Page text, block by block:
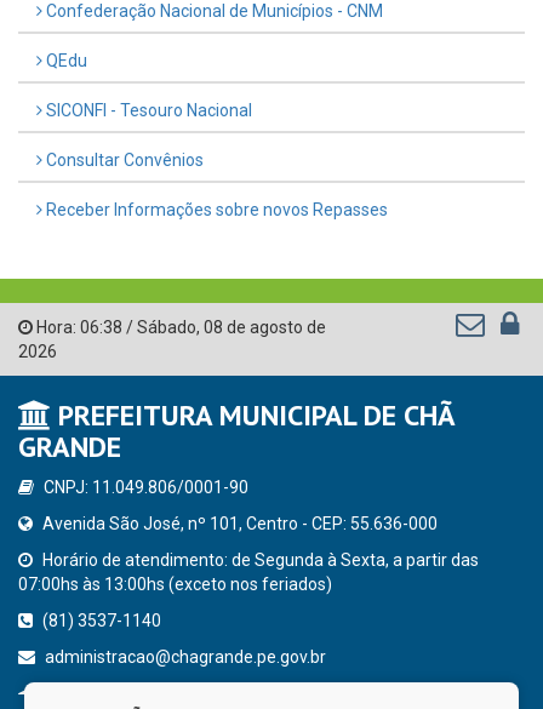
Confederação Nacional de Municípios - CNM
QEdu
SICONFI - Tesouro Nacional
Consultar Convênios
Receber Informações sobre novos Repasses
Hora: 06:38 /Sábado, 08 de agosto de
2026
PREFEITURA MUNICIPAL DE CHÃ
GRANDE
CNPJ: 11.049.806/0001-90
Avenida São José, nº 101, Centro - CEP: 55.636-000
Horário de atendimento: de Segunda à Sexta, a partir das
07:00hs às 13:00hs (exceto nos feriados)
(81) 3537-1140
administracao@chagrande.pe.gov.br